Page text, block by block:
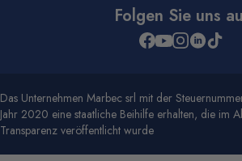
Folgen Sie uns
Das Unternehmen Marbec srl mit der
Jahr 2020 eine staatliche Beihilfe erhalten, die im
Transparenz veröffentlicht wurde